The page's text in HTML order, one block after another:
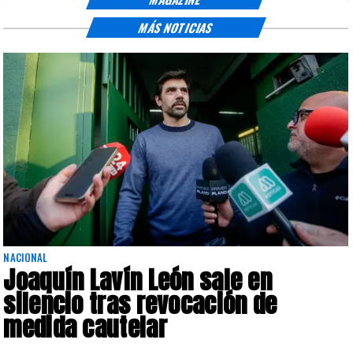
NACIONAL
Joaquín Lavín León sale en
silencio tras revocación de
medida cautelar
MÁS NOTICIAS